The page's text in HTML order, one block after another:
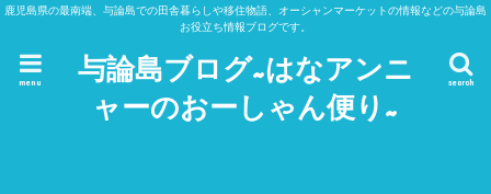
鹿児島県の最南端、与論島での田舎暮らしや移住物語、オーシャンマーケットの情報などの与論島
お役立ち情報ブログです。
与論島ブログ~はなアンニ
ャーのおーしゃん便り~
search
menu